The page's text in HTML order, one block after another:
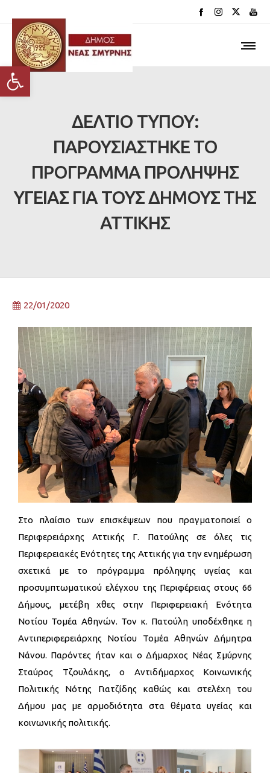
Ανοίξτε τη γραμμή εργαλείων
ΔΕΛΤΙΟ ΤΥΠΟΥ:
ΠΑΡΟΥΣΙΑΣΤΗΚΕ ΤΟ
ΠΡΟΓΡΑΜΜΑ ΠΡΟΛΗΨΗΣ
ΥΓΕΙΑΣ ΓΙΑ ΤΟΥΣ ΔΗΜΟΥΣ ΤΗΣ
ΑΤΤΙΚΗΣ
22/01/2020
Στο πλαίσιο των επισκέψεων που πραγματοποιεί ο
Περιφερειάρχης Αττικής Γ. Πατούλης σε όλες τις
Περιφερειακές Ενότητες της Αττικής για την ενημέρωση
σχετικά με το πρόγραμμα πρόληψης υγείας και
προσυμπτωματικού ελέγχου της Περιφέρειας στους 66
Δήμους, μετέβη χθες στην Περιφερειακή Ενότητα
Νοτίου Τομέα Αθηνών. Τον κ. Πατούλη υποδέχθηκε η
Αντιπεριφερειάρχης Νοτίου Τομέα Αθηνών Δήμητρα
Νάνου. Παρόντες ήταν και ο Δήμαρχος Νέας Σμύρνης
Σταύρος Τζουλάκης, ο Αντιδήμαρχος Κοινωνικής
Πολιτικής Νότης Γιατζίδης καθώς και στελέχη του
Δήμου μας με αρμοδιότητα στα θέματα υγείας και
κοινωνικής πολιτικής.